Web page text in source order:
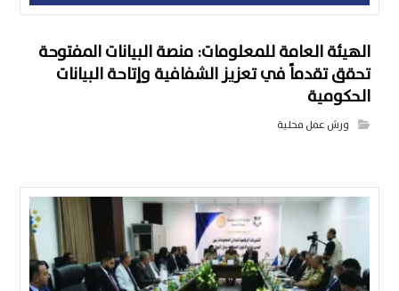
الهيئة العامة للمعلومات: منصة البيانات المفتوحة
تحقق تقدماً في تعزيز الشفافية وإتاحة البيانات
الحكومية
ورش عمل محلية